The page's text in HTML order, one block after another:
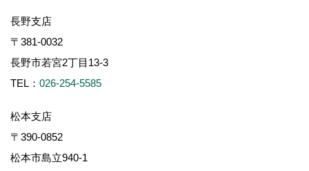
長野支店
〒381-0032
長野市若宮2丁目13-3
TEL： 026-254-5585
松本支店
〒390-0852
松本市島立940-1